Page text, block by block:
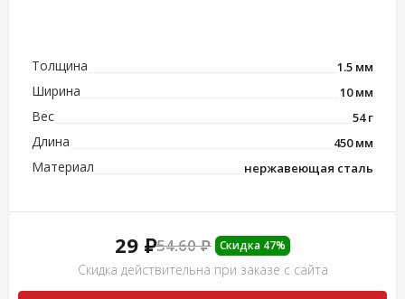
Толщина 1.5 мм
Ширина 10 мм
Вес 54 г
Длина 450 мм
Материал нержавеющая сталь
29 ₽54.60 ₽ Скидка 47%
Скидка действительна при заказе с сайта